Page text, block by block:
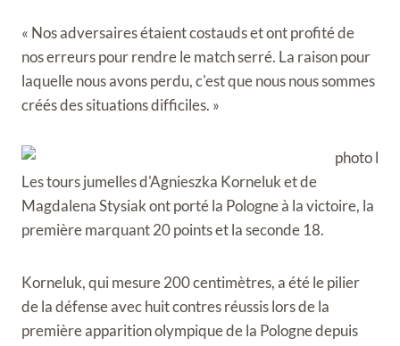
« Nos adversaires étaient costauds et ont profité de
nos erreurs pour rendre le match serré. La raison pour
laquelle nous avons perdu, c'est que nous nous sommes
créés des situations difficiles. »
Les tours jumelles d'Agnieszka Korneluk et de
Magdalena Stysiak ont ​​porté la Pologne à la victoire, la
première marquant 20 points et la seconde 18.
Korneluk, qui mesure 200 centimètres, a été le pilier
de la défense avec huit contres réussis lors de la
première apparition olympique de la Pologne depuis